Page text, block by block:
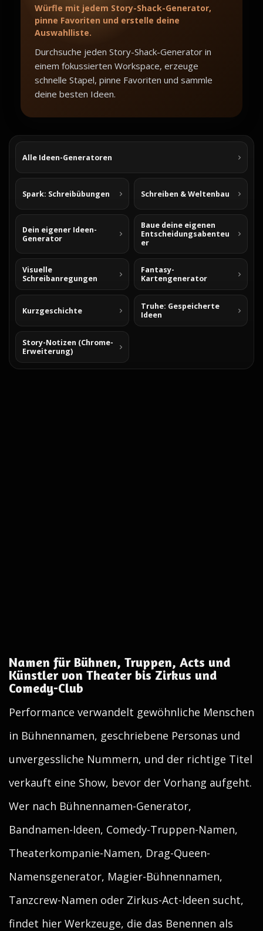
Würfle mit jedem Story-Shack-Generator,
pinne Favoriten und erstelle deine
Auswahlliste.
Durchsuche jeden Story-Shack-Generator in
einem fokussierten Workspace, erzeuge
schnelle Stapel, pinne Favoriten und sammle
deine besten Ideen.
Alle Ideen-Generatoren
Spark: Schreibübungen Schreiben & Weltenbau
Dein eigener Ideen-
Generator
Baue deine eigenen
Entscheidungsabenteu
er
Visuelle
Schreibanregungen
Fantasy-
Kartengenerator
Kurzgeschichte
Truhe: Gespeicherte
Ideen
Story-Notizen (Chrome-
Erweiterung)
Namen für Bühnen, Truppen, Acts und
Künstler von Theater bis Zirkus und
Comedy-Club
Performance verwandelt gewöhnliche Menschen
in Bühnennamen, geschriebene Personas und
unvergessliche Nummern, und der richtige Titel
verkauft eine Show, bevor der Vorhang aufgeht.
Wer nach Bühnennamen-Generator,
Bandnamen-Ideen, Comedy-Truppen-Namen,
Theaterkompanie-Namen, Drag-Queen-
Namensgenerator, Magier-Bühnennamen,
Tanzcrew-Namen oder Zirkus-Act-Ideen sucht,
findet hier Werkzeuge, die das Benennen als